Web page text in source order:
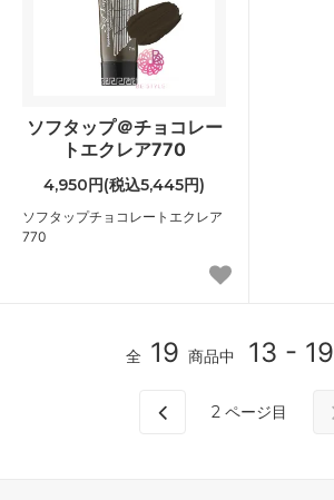
ソフタップ＠チョコレー
トエクレア770
4,950円(税込5,445円)
ソフタップチョコレートエクレア
770
全 19 商品中 13 - 19
2 ページ目